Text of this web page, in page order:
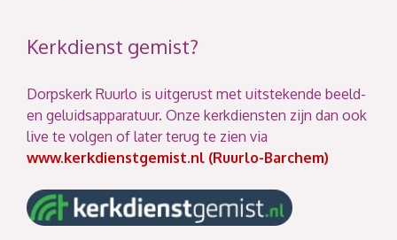
Kerkdienst gemist?
Dorpskerk Ruurlo is uitgerust met uitstekende beeld-
en geluidsapparatuur. Onze kerkdiensten zijn dan ook
live te volgen of later terug te zien via
www.kerkdienstgemist.nl (Ruurlo-Barchem)